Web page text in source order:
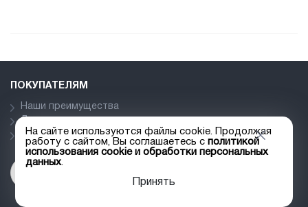
ПОКУПАТЕЛЯМ
Наши преимущества
Доставка
Прайс лист
На сайте используются файлы cookie. Продолжая
работу с сайтом, Вы соглашаетесь сполитикой
использования cookie и обработки персональных
данных.
Принять